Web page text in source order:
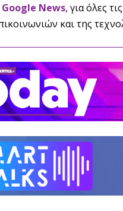
News, για όλες
και της